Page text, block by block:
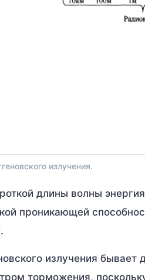
излучения.
длины волны
проникающей
излучения
торможения,